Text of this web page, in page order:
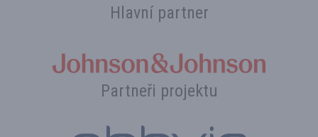
Hlavní partner
Partneři projektu